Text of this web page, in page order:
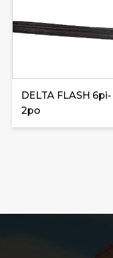
DELTA FLASH 6pi-
2po